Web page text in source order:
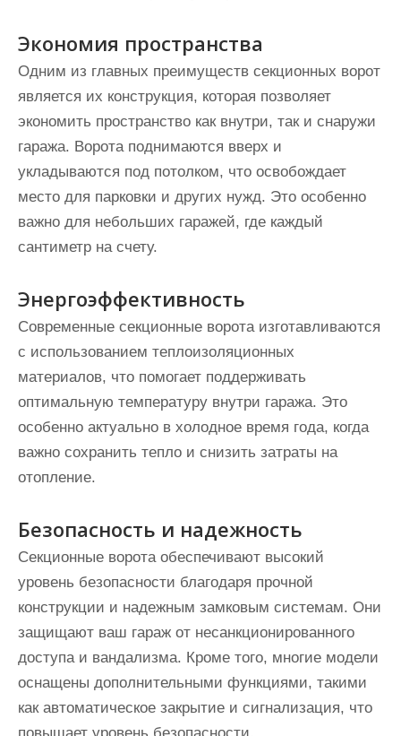
Экономия пространства
Одним из главных преимуществ секционных ворот
является их конструкция, которая позволяет
экономить пространство как внутри, так и снаружи
гаража. Ворота поднимаются вверх и
укладываются под потолком, что освобождает
место для парковки и других нужд. Это особенно
важно для небольших гаражей, где каждый
сантиметр на счету.
Энергоэффективность
Современные секционные ворота изготавливаются
с использованием теплоизоляционных
материалов, что помогает поддерживать
оптимальную температуру внутри гаража. Это
особенно актуально в холодное время года, когда
важно сохранить тепло и снизить затраты на
отопление.
Безопасность и надежность
Секционные ворота обеспечивают высокий
уровень безопасности благодаря прочной
конструкции и надежным замковым системам. Они
защищают ваш гараж от несанкционированного
доступа и вандализма. Кроме того, многие модели
оснащены дополнительными функциями, такими
как автоматическое закрытие и сигнализация, что